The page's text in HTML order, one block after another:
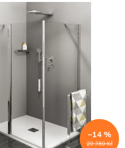
20 780 Kč
–14 %